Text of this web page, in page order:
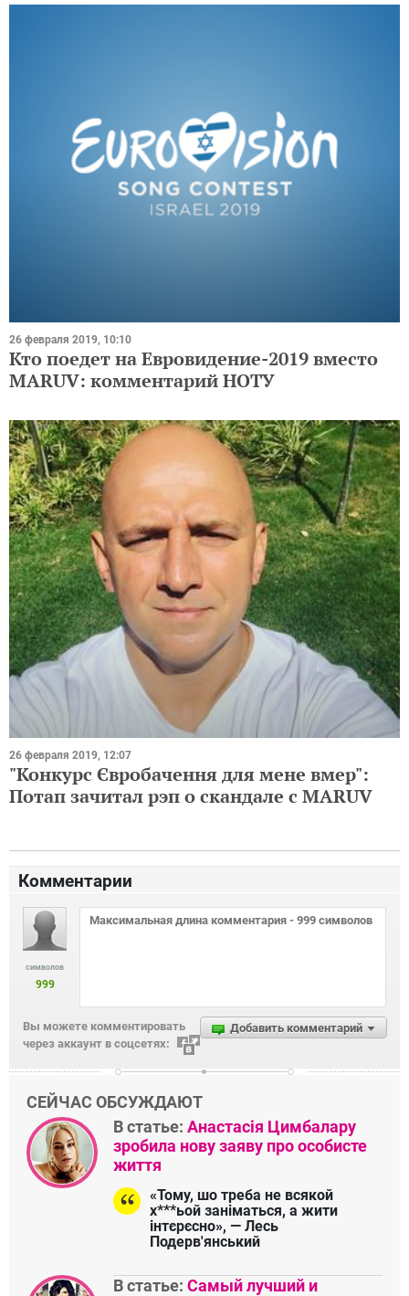
26 февраля 2019, 10:10
Кто поедет на Евровидение-2019 вместо
MARUV: комментарий НОТУ
26 февраля 2019, 12:07
"Конкурс Євробачення для мене вмер":
Потап зачитал рэп о скандале с MARUV
Комментарии
символов
999
Добавить комментарий
Вы можете комментировать
через аккаунт в соцсетях:
СЕЙЧАС ОБСУЖДАЮТ
В статье: Анастасія Цимбалару
зробила нову заяву про особисте
життя
«Тому, шо треба не всякой
х***ьой заніматься, а жити
інтєрєсно», — Лесь
Подерв'янський
В статье: Самый лучший и